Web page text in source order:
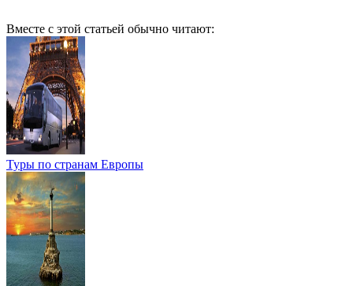
Вместе с этой статьей обычно читают:
Туры по странам Европы